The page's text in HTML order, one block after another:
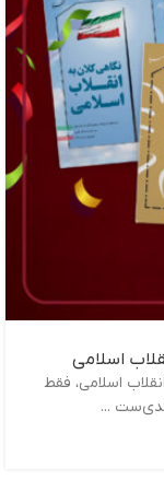
اسلامی، فقط
...